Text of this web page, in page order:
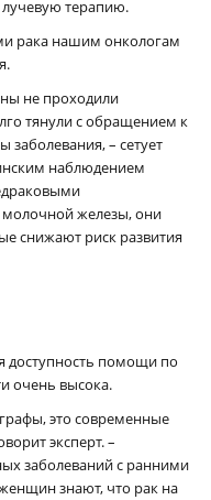
лучевую терапию.
рака нашим онкологам
не проходили
тянули с обращением к
заболевания, – сетует
наблюдением
железы, они
снижают риск развития
доступность помощи по
очень высока.
это современные
эксперт. –
заболеваний с ранними
знают, что рак на